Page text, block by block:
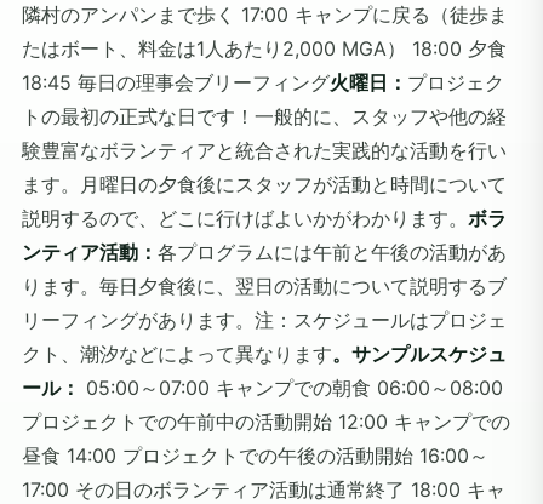
隣村のアンパンまで歩く 17:00 キャンプに戻る（徒歩ま
たはボート、料金は1人あたり2,000 MGA） 18:00 夕食
18:45 毎日の理事会ブリーフィング火曜日： プロジェク
トの最初の正式な日です！一般的に、スタッフや他の経
験豊富なボランティアと統合された実践的な活動を行い
ます。月曜日の夕食後にスタッフが活動と時間について
説明するので、どこに行けばよいかがわかります。 ボラ
ンティア活動： 各プログラムには午前と午後の活動があ
ります。毎日夕食後に、翌日の活動について説明するブ
リーフィングがあります。注：スケジュールはプロジェ
クト、潮汐などによって異なります。サンプルスケジュ
ール： 05:00～07:00 キャンプでの朝食 06:00～08:00
プロジェクトでの午前中の活動開始 12:00 キャンプでの
昼食 14:00 プロジェクトでの午後の活動開始 16:00～
17:00 その日のボランティア活動は通常終了 18:00 キャ